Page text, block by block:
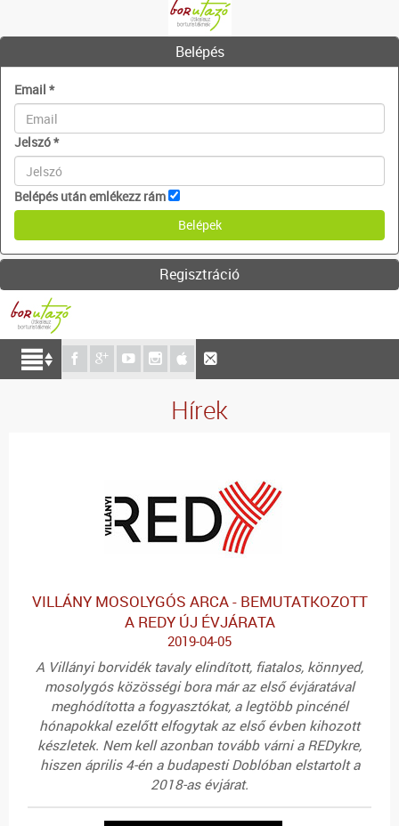
Belépés
Email *
Jelszó*
Belépés után emlékezz rám
Regisztráció
Hírek
VILLÁNY MOSOLYGÓS ARCA - BEMUTATKOZOTT
A REDY ÚJ ÉVJÁRATA
2019-04-05
A Villányi borvidék tavaly elindított, fiatalos, könnyed,
mosolygós közösségi bora már az első évjáratával
meghódította a fogyasztókat, a legtöbb pincénél
hónapokkal ezelőtt elfogytak az első évben kihozott
készletek. Nem kell azonban tovább várni a REDykre,
hiszen április 4-én a budapesti Doblóban elstartolt a
2018-as évjárat.